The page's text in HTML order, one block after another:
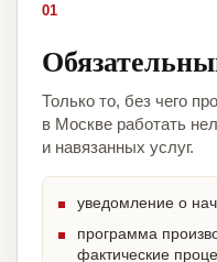
01
Только то, без чего
в Москве работать
и навязанных услуг.
уведомление о
программа
фактические